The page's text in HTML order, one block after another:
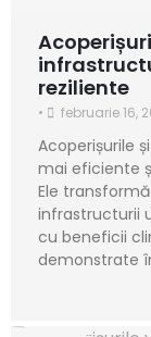
reziliente
• februarie 16,
Acoperișurile
mai eficiente
Ele
infrastructurii
cu beneficii
demonstrate